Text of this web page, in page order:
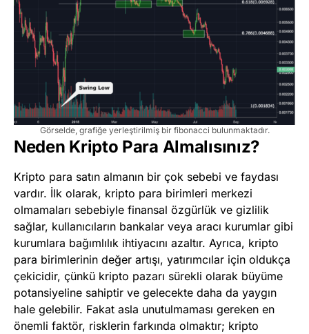
Görselde, grafiğe yerleştirilmiş bir fibonacci bulunmaktadır.
Neden Kripto Para Almalısınız?
Kripto para satın almanın bir çok sebebi ve faydası
vardır. İlk olarak, kripto para birimleri merkezi
olmamaları sebebiyle finansal özgürlük ve gizlilik
sağlar, kullanıcıların bankalar veya aracı kurumlar gibi
kurumlara bağımlılık ihtiyacını azaltır. Ayrıca, kripto
para birimlerinin değer artışı, yatırımcılar için oldukça
çekicidir, çünkü kripto pazarı sürekli olarak büyüme
potansiyeline sahiptir ve gelecekte daha da yaygın
hale gelebilir. Fakat asla unutulmaması gereken en
önemli faktör, risklerin farkında olmaktır; kripto